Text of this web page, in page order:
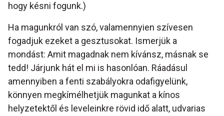
hogy késni fogunk.)
Ha magunkról van szó, valamennyien szívesen
fogadjuk ezeket a gesztusokat. Ismerjük a
mondást: Amit magadnak nem kívánsz, másnak se
tedd! Járjunk hát el mi is hasonlóan. Ráadásul
amennyiben a fenti szabályokra odafigyelünk,
könnyen megkímélhetjük magunkat a kínos
helyzetektől és leveleinkre rövid idő alatt, udvarias